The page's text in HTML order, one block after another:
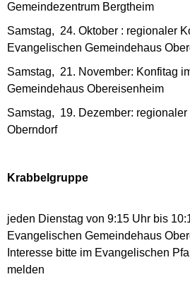
Gemeindezentrum Bergtheim
Samstag, 24. Oktober : regionaler
Evangelischen Gemeindehaus
Samstag, 21. November: Konfitag
Gemeindehaus Obereisenheim
Samstag, 19. Dezember:
Oberndorf
Krabbelgruppe
jeden Dienstag von 9:15 Uhr bis
Evangelischen Gemeindehaus
Interesse bitte im Evangelischen
melden